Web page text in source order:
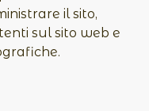
il sito,
sul sito web e